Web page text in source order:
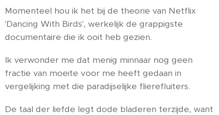
Momenteel hou ik het bij de theorie van Netflix
'Dancing With Birds', werkelijk de grappigste
documentaire die ik ooit heb gezien.
Ik verwonder me dat menig minnaar nog geen
fractie van moeite voor me heeft gedaan in
vergelijking met die paradijselijke flierefluiters.
De taal der liefde legt dode bladeren terzijde, want